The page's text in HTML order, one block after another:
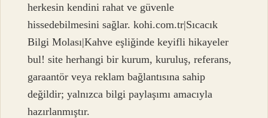
herkesin kendini rahat ve güvenle
hissedebilmesini sağlar. kohi.com.tr|Sıcacık
Bilgi Molası|Kahve eşliğinde keyifli hikayeler
bul! site herhangi bir kurum, kuruluş, referans,
garaantör veya reklam bağlantısına sahip
değildir; yalnızca bilgi paylaşımı amacıyla
hazırlanmıştır.